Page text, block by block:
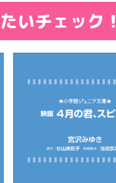
いチェック！